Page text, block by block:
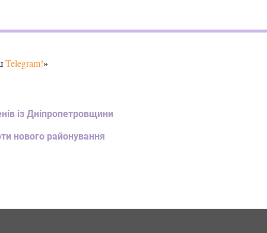
Telegram!»
із Дніпропетровщини
нового районування